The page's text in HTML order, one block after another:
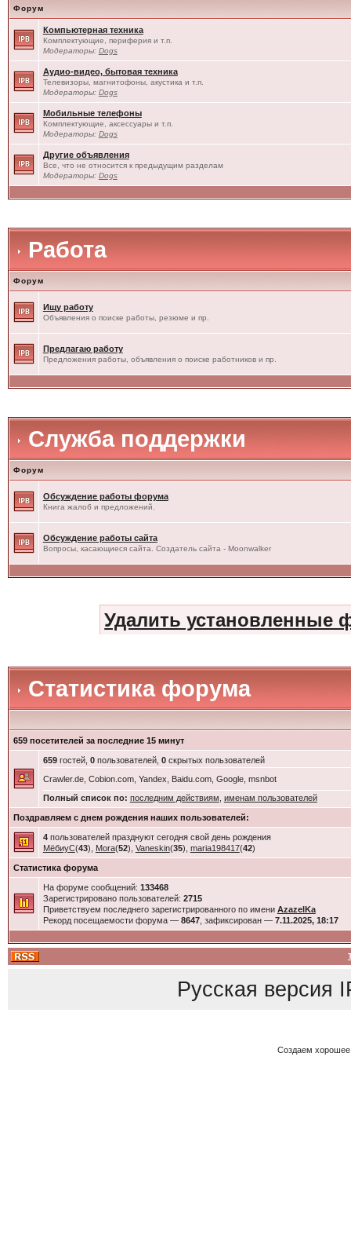
Форум
Компьютерная техника
Комплектующие, периферия и т.п.
Модераторы: Dogs
Аудио-видео, бытовая техника
Телевизоры, магнитофоны, акустика и т.п.
Модераторы: Dogs
Мобильные телефоны
Комплектующие, аксессуары и т.п.
Модераторы: Dogs
Другие объявления
Все, что не относится к предыдущим разделам
Модераторы: Dogs
Работа
Форум
Ищу работу
Объявления о поиске работы, резюме и пр.
Предлагаю работу
Предложения работы, объявления о поиске работников и пр.
Служба поддержки
Форум
Обсуждение работы форума
Книга жалоб и предложений.
Обсуждение работы сайта
Вопросы, касающиеся сайта. Создатель сайта - Moonwalker
Удалить установленные
Статистика форума
659 посетителей за последние 15 минут
659гостей, 0пользователей, 0скрытых пользователей
Crawler.de, Cobion.com, Yandex, Baidu.com, Google, msnbot
Полный список по: последним действиям именам пользователей
Поздравляем с днем рождения наших пользователей:
4пользователей празднуют сегодня свой день рождения
МёбиуС(43), Mora(52), Vaneskin(35), maria198417(42)
Статистика форума
На форуме сообщений: 133468
Зарегистрировано пользователей: 2715
Приветствуем последнего зарегистрированного по имени AzazelKa
Рекорд посещаемости форума — 8647, зафиксирован — 7.11.2025, 18:17
Русская версия
Создаем